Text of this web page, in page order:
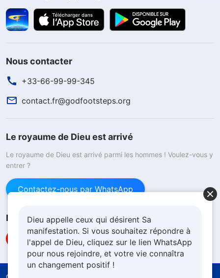
Nous contacter
+33-66-99-99-345
contact.fr@godfootsteps.org
Le royaume de Dieu est arrivé
Le royaume de Dieu est arrivé parmi les hommes ! Voulez-vous y
entrer ?
Contactez-nous par WhatsApp
Nous suivre
Dieu appelle ceux qui désirent Sa
manifestation. Si vous souhaitez répondre à
l'appel de Dieu, cliquez sur le lien WhatsApp
pour nous rejoindre, et votre vie connaîtra
un changement positif !